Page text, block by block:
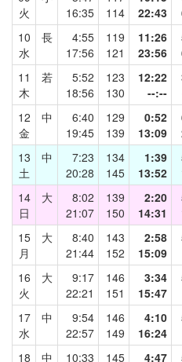
火
16:35
114
22:43
10
水
長
4:55
17:56
119
121
11:26
23:56
11
木
若
5:52
18:56
123
130
12:22
--:--
12
金
中
6:40
19:45
129
139
0:52
13:09
13
土
中
7:23
20:28
134
145
1:39
13:52
14
日
大
8:02
21:07
139
150
2:20
14:31
15
月
大
8:40
21:44
143
152
2:58
15:09
16
火
大
9:17
22:21
146
151
3:34
15:47
17
水
中
9:54
22:57
146
149
4:10
16:24
18 中 10:33 145 4:47